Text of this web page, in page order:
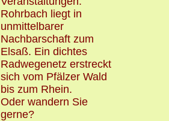
Rohrbach liegt in
unmittelbarer
Nachbarschaft zum
Elsaß. Ein dichtes
Radwegenetz erstreckt
sich vom Pfälzer Wald
bis zum Rhein.
Oder wandern Sie
gerne?